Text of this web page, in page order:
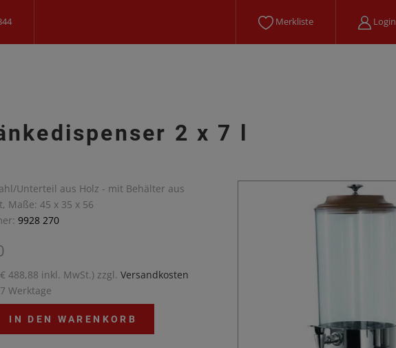
Merkliste Login
2 x 7 l
Unterteil aus Holz - mit Behälter aus
Maße: 45 x 35 x 56
9928 270
488,88 inkl. MwSt.) zzgl. Versandkosten
Werktage
IN DEN WARENKORB